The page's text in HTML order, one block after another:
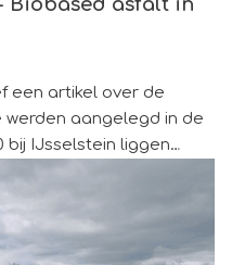
Biobased asfalt in
een artikel over de
werden aangelegd in de
bij IJsselstein liggen
gewone asfaltvakken.
lange stroken een
transitie van de
fossiel bitumen is in